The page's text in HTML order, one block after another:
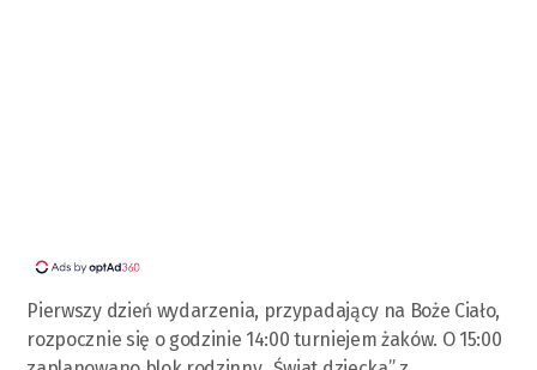
Pierwszy dzień wydarzenia, przypadający na Boże Ciało,
rozpocznie się o godzinie 14:00 turniejem żaków. O 15:00